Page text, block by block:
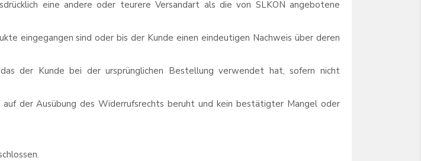
eine andere oder teurere Versandart als die von SLKON angebotene
eingegangen sind oder bis der Kunde einen eindeutigen Nachweis über deren
der Kunde bei der ursprünglichen Bestellung verwendet hat, sofern nicht
der Ausübung des Widerrufsrechts beruht und kein bestätigter Mangel oder